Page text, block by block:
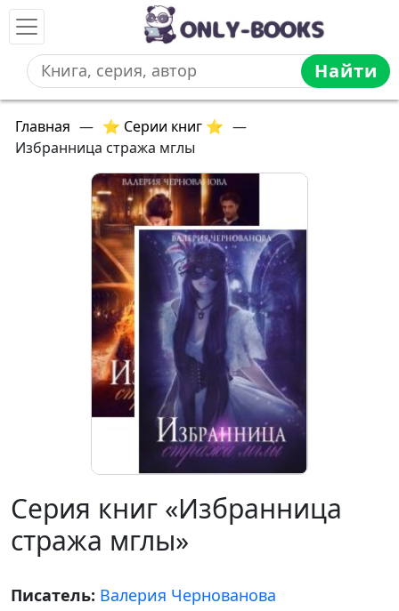
Найти
Главная — ⭐ Серии книг ⭐ —
Избранница стража мглы
Серия книг «Избранница
стража мглы»
Писатель: Валерия Чернованова